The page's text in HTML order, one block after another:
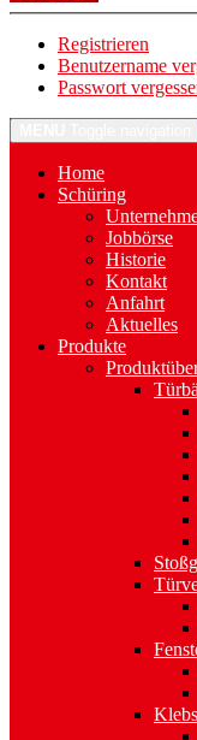
Registrieren
Benutzername
Passwort
Home
Schüring
Jobbörse
Historie
Kontakt
Anfahrt
Aktuelles
Produkte